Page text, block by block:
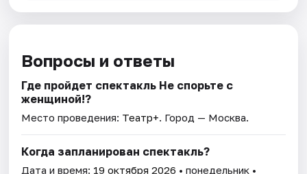
Вопросы и ответы
Где пройдет спектакль Не спорьте с
женщиной!?
Место проведения: Театр+. Город — Москва.
Когда запланирован спектакль?
Дата и время: 19 октября 2026 • понедельник •